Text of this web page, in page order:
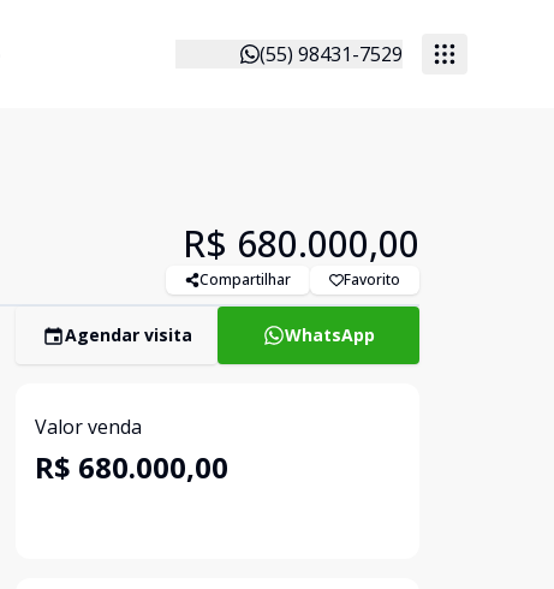
(55) 98431-7529
R$ 680.000,00
Compartilhar Favorito
Agendar visita WhatsApp
Valor venda
R$ 680.000,00